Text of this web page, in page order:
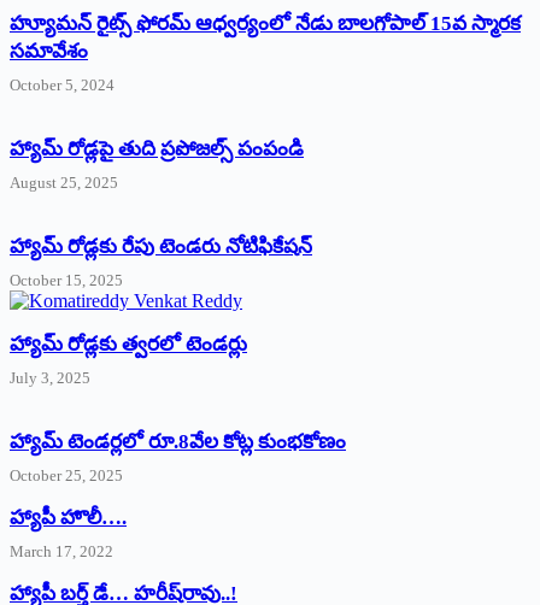
హ్యూమన్‌ రైట్స్‌ ఫోరమ్‌ ఆధ్వర్యంలో నేడు బాలగోపాల్‌ 15వ స్మారక
సమావేశం
October 5, 2024
హ్యామ్‌ రోడ్లపై తుది ప్రపోజల్స్‌ పంపండి
August 25, 2025
హ్యామ్‌ రోడ్లకు రేపు టెండరు నోటిఫికేషన్‌
October 15, 2025
హ్యామ్‌ రోడ్లకు త్వరలో టెండర్లు
July 3, 2025
హ్యామ్‌ ‌టెండర్లలో రూ.8వేల కోట్ల కుంభకోణం
October 25, 2025
హ్యాపీ హొలీ….
March 17, 2022
హ్యాపీ బర్త్ ‌డే… హరీష్‌రావు..!